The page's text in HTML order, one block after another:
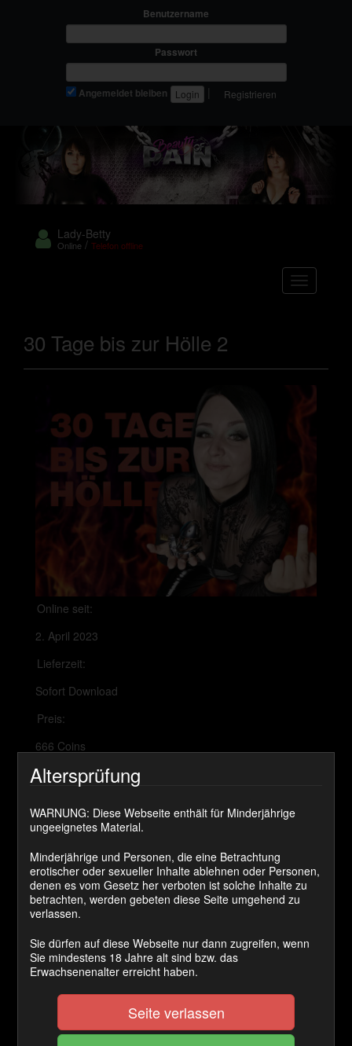
Benutzername
Passwort
Angemeldet bleiben Registrieren
Lady-Betty
Online /Telefon offline
30 Tage bis zur Hölle 2
Online seit:
2. April 2023
Lieferzeit:
Sofort Download
Preis:
666 Coins
Cashback Ø:
JETZT KAUFEN
Bist du bereit für die Herrin diese Challenge zu starten.
Bist du mutig genug dich jeden Tag einer anderen
Im voraus sollte dir eins klar sein. Diese Challenge hat
die Lady sehr viel Zeit gekostet ich habe mir sehr viele
vorbereiten kann.
Und es wäre sehr schade wenn du diese Sache nicht
ernst nimmst!
Altersprüfung
WARNUNG: Diese Webseite enthält für Minderjährige
ungeeignetes Material.
Minderjährige und Personen, die eine Betrachtung
erotischer oder sexueller Inhalte ablehnen oder Personen,
denen es vom Gesetz her verboten ist solche Inhalte zu
betrachten, werden gebeten diese Seite umgehend zu
verlassen.
Sie dürfen auf diese Webseite nur dann zugreifen, wenn
Sie mindestens 18 Jahre alt sind bzw. das
Erwachsenenalter erreicht haben.
Seite verlassen